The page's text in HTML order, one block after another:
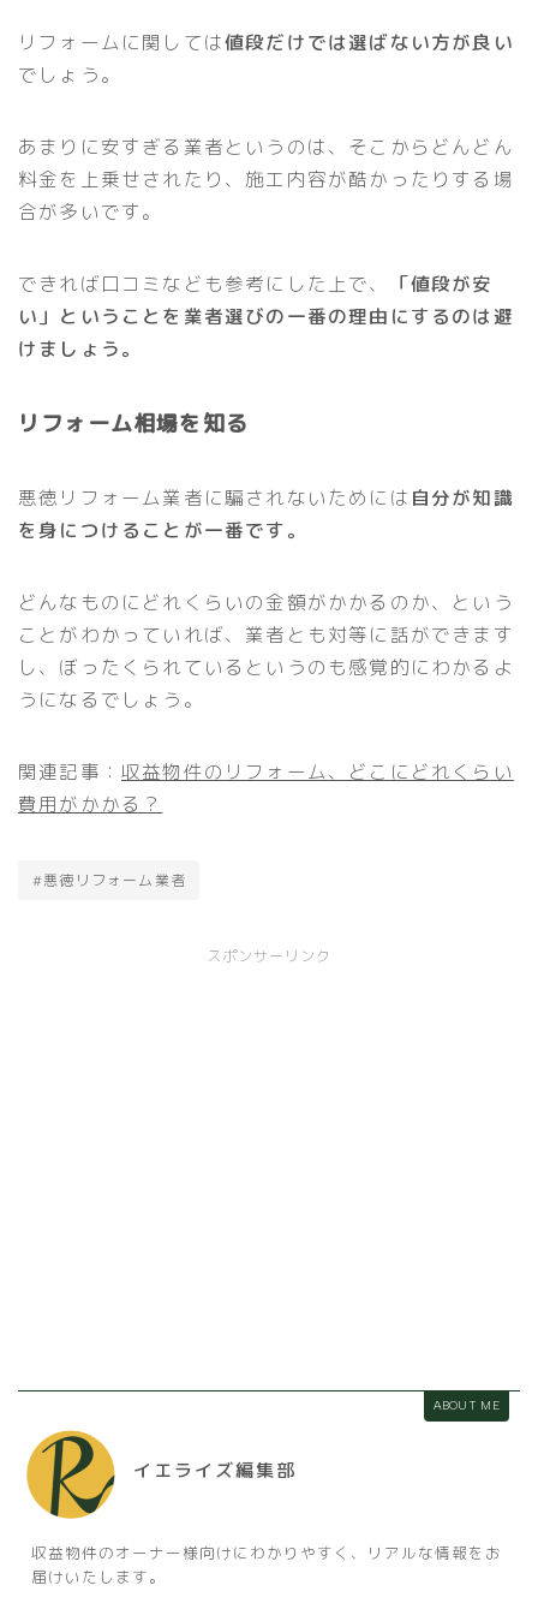
リフォームに関しては値段だけでは選ばない方が良い
でしょう。
あまりに安すぎる業者というのは、そこからどんどん
料金を上乗せされたり、施工内容が酷かったりする場
合が多いです。
できれば口コミなども参考にした上で、
「値段が安
い」ということを業者選びの一番の理由にするのは避
けましょう。
リフォーム相場を知る
悪徳リフォーム業者に騙されないためには 自分が知識
を身につけることが一番です。
どんなものにどれくらいの金額がかかるのか、という
ことがわかっていれば、業者とも対等に話ができます
し、ぼったくられているというのも感覚的にわかるよ
うになるでしょう。
関連記事： 収益物件のリフォーム、どこにどれくらい
費用がかかる？
#悪徳リフォーム業者
スポンサーリンク
ABOUT ME
イエライズ編集部
収益物件のオーナー様向けにわかりやすく、リアルな情報をお
届けいたします。